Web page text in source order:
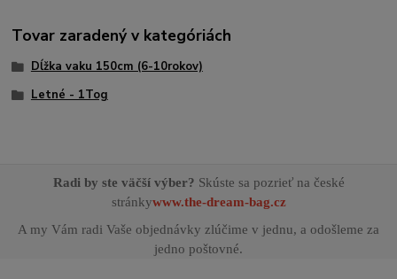
Tovar zaradený v kategóriách
Dĺžka vaku 150cm (6-10rokov)
Letné - 1Tog
Radi by ste väčší výber? Skúste sa pozrieť na české
stránkywww.the-dream-bag.cz
A my Vám radi Vaše objednávky zlúčime v jednu, a odošleme za
jedno poštovné.